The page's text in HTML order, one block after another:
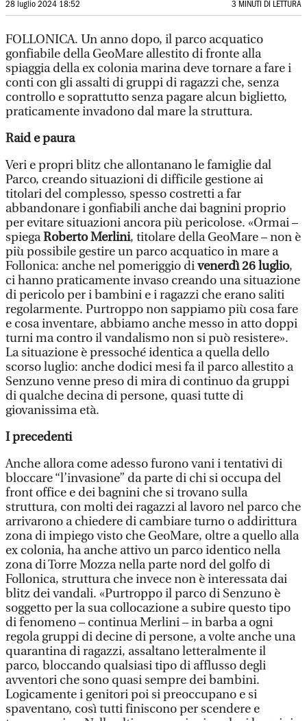
28 luglio 2024 18:52 3 MINUTI DI LETTURA
FOLLONICA. Un anno dopo, il parco acquatico
gonfiabile della GeoMare allestito di fronte alla
spiaggia della ex colonia marina deve tornare a fare i
conti con gli assalti di gruppi di ragazzi che, senza
controllo e soprattutto senza pagare alcun biglietto,
praticamente invadono dal mare la struttura.
Raid e paura
Veri e propri blitz che allontanano le famiglie dal
Parco, creando situazioni di difficile gestione ai
titolari del complesso, spesso costretti a far
abbandonare i gonfiabili anche dai bagnini proprio
per evitare situazioni ancora più pericolose. «Ormai –
spiegaRoberto Merlini, titolare della GeoMare – non è
più possibile gestire un parco acquatico in mare a
Follonica: anche nel pomeriggio divenerdì 26 luglio,
ci hanno praticamente invaso creando una situazione
di pericolo per i bambini e i ragazzi che erano saliti
regolarmente. Purtroppo non sappiamo più cosa fare
e cosa inventare, abbiamo anche messo in atto doppi
turni ma contro il vandalismo non si può resistere».
La situazione è pressoché identica a quella dello
scorso luglio: anche dodici mesi fa il parco allestito a
Senzuno venne preso di mira di continuo da gruppi
di qualche decina di persone, quasi tutte di
giovanissima età.
I precedenti
Anche allora come adesso furono vani i tentativi di
bloccare “l’invasione” da parte di chi si occupa del
front office e dei bagnini che si trovano sulla
struttura, con molti dei ragazzi al lavoro nel parco che
arrivarono a chiedere di cambiare turno o addirittura
zona di impiego visto che GeoMare, oltre a quello alla
ex colonia, ha anche attivo un parco identico nella
zona di Torre Mozza nella parte nord del golfo di
Follonica, struttura che invece non è interessata dai
blitz dei vandali. «Purtroppo il parco di Senzuno è
soggetto per la sua collocazione a subire questo tipo
di fenomeno – continua Merlini – in barba a ogni
regola gruppi di decine di persone, a volte anche una
quarantina di ragazzi, assaltano letteralmente il
parco, bloccando qualsiasi tipo di afflusso degli
avventori che sono quasi sempre dei bambini.
Logicamente i genitori poi si preoccupano e si
spaventano, così tutti finiscono per scendere e